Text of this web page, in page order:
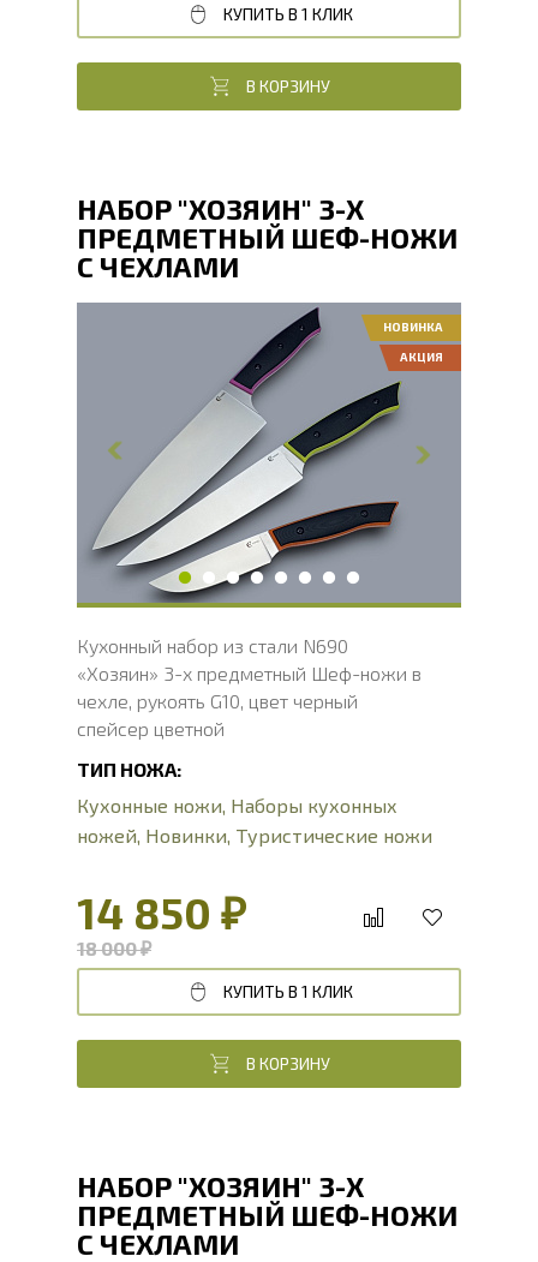
КУПИТЬ В 1 КЛИК
В КОРЗИНУ
НАБОР "ХОЗЯИН" 3-Х
ПРЕДМЕТНЫЙ ШЕФ-НОЖИ
С ЧЕХЛАМИ
Общая длина, мм
305, 294, 210
Длина клинка, мм
184, 166, 100
Ширина клинка, мм
49, 34, 24
Толщина обуха, мм
2.1
Длина рукояти, мм
Твердость клинка, HRC
58 - 61 HRC
Вес, г
НОВИНКА
АКЦИЯ
Кухонный набор из стали N690
«Хозяин» 3-х предметный Шеф-ножи в
чехле, рукоять G10, цвет черный
спейсер цветной
ТИП НОЖА:
Кухонные ножи, Наборы кухонных
ножей, Новинки, Туристические ножи
14 850 ₽
18 000 ₽
КУПИТЬ В 1 КЛИК
В КОРЗИНУ
НАБОР "ХОЗЯИН" 3-Х
ПРЕДМЕТНЫЙ ШЕФ-НОЖИ
С ЧЕХЛАМИ